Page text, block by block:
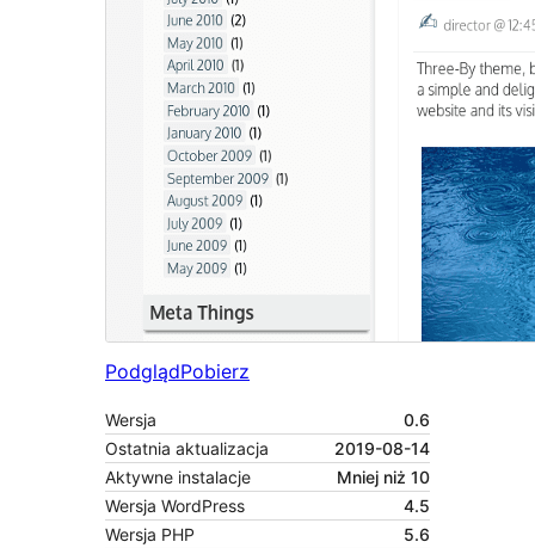
PodglądPobierz
Wersja
0.6
Ostatnia aktualizacja
2019-08-14
Aktywne instalacje
Mniej niż 10
Wersja WordPress
4.5
Wersja PHP
5.6